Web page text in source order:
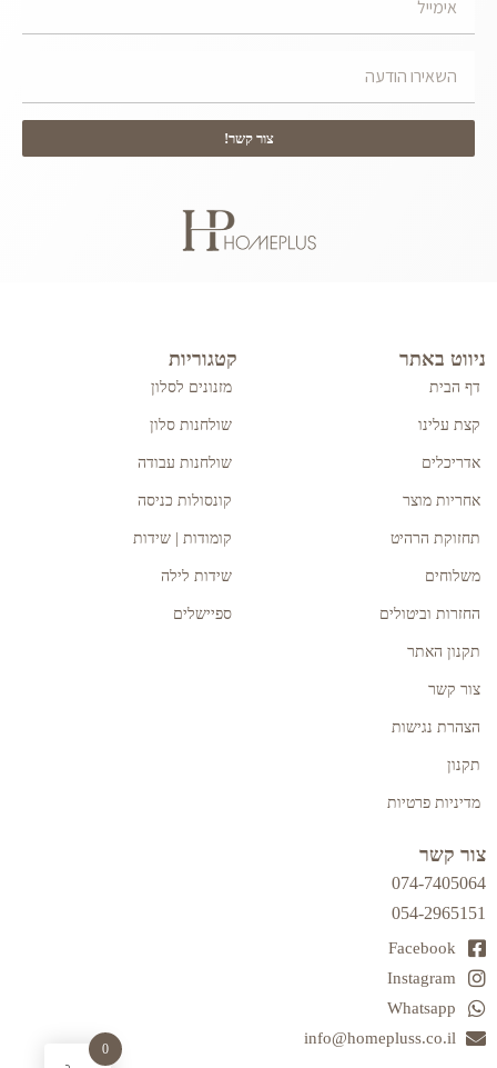
צור קשר!
ניווט באתר
דף הבית
קצת עלינו
אדריכלים
אחריות מוצר
תחזוקת הרהיט
משלוחים
החזרות וביטולים
תקנון האתר
צור קשר
הצהרת נגישות
תקנון
מדיניות פרטיות
קטגוריות
מזנונים לסלון
שולחנות סלון
שולחנות עבודה
קונסולות כניסה
קומודות | שידות
שידות לילה
ספיישלים
צור קשר
074-7405064
054-2965151
Facebook
Instagram
Whatsapp
info@homepluss.co.il
0